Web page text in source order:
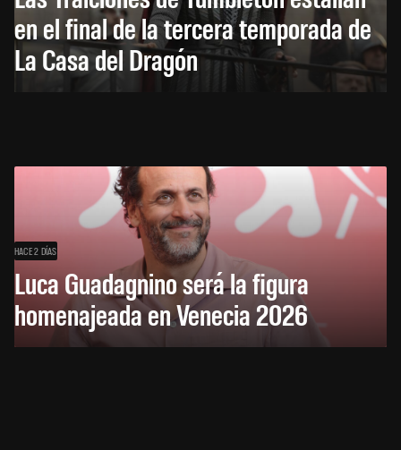
en el final de la tercera temporada de
La Casa del Dragón
HACE 2 DÍAS
Luca Guadagnino será la figura
homenajeada en Venecia 2026